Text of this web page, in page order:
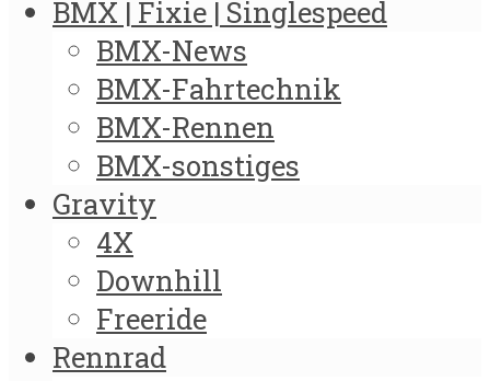
BMX | Fixie | Singlespeed
BMX-News
BMX-Fahrtechnik
BMX-Rennen
BMX-sonstiges
Gravity
4X
Downhill
Freeride
Rennrad